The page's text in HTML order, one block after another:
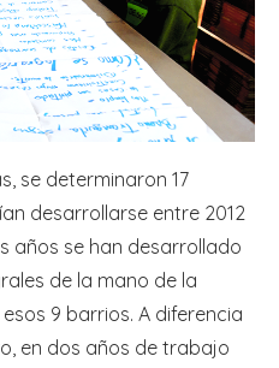
se determinaron 17
desarrollarse entre 2012
años se han desarrollado
de la mano de la
9 barrios. A diferencia
en dos años de trabajo